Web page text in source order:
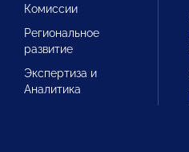
Комиссии
Региональное
развитие
Экспертиза и
Аналитика